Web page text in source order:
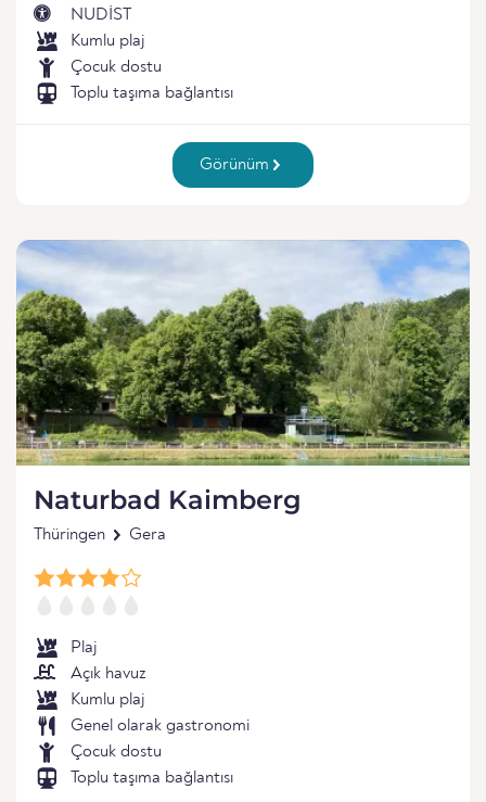
NUDİST
Kumlu plaj
Çocuk dostu
Toplu taşıma bağlantısı
Görünüm
Naturbad Kaimberg
Thüringen Gera
Plaj
Açık havuz
Kumlu plaj
Genel olarak gastronomi
Çocuk dostu
Toplu taşıma bağlantısı